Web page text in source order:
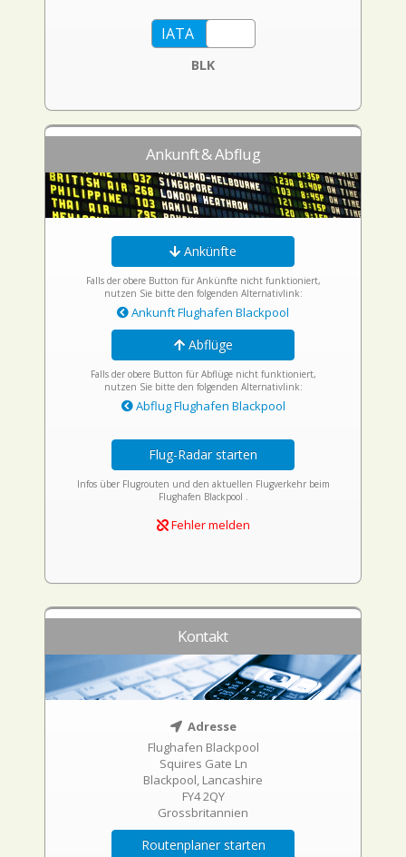
BLK
Ankunft & Abflug
Ankünfte
Falls der obere Button für Ankünfte nicht funktioniert,
nutzen Sie bitte den folgenden Alternativlink:
Ankunft Flughafen Blackpool
Abflüge
Falls der obere Button für Abflüge nicht funktioniert,
nutzen Sie bitte den folgenden Alternativlink:
Abflug Flughafen Blackpool
Flug-Radar starten
Infos über Flugrouten und den aktuellen Flugverkehr beim
Flughafen Blackpool .
Fehler melden
Kontakt
Adresse
Flughafen Blackpool
Squires Gate Ln
Blackpool, Lancashire
FY4 2QY
Grossbritannien
Routenplaner starten